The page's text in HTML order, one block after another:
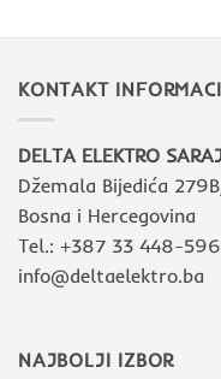
KONTAKT
DELTA ELEKTRO
Džemala Bijedića
Bosna i Hercegovina
Tel.: +387 33 448-596
info@deltaelektro.ba
NAJBOLJI IZBOR